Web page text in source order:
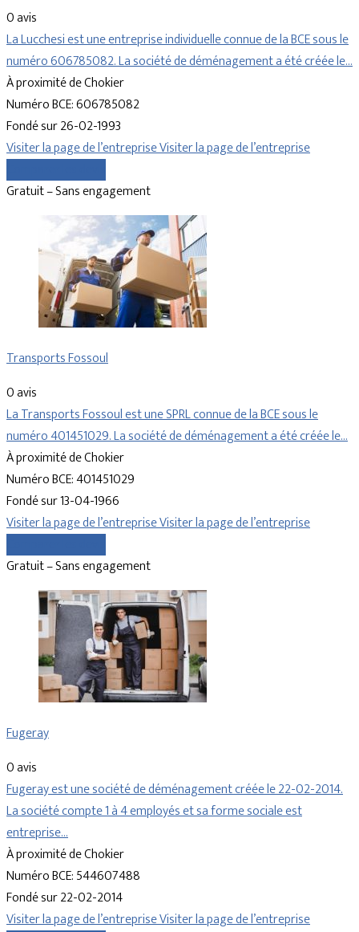
0 avis
La Lucchesi est une entreprise individuelle connue de la BCE sous le
numéro 606785082. La société de déménagement a été créée le…
À proximité de Chokier
Numéro BCE: 606785082
Fondé sur 26-02-1993
Visiter la page de l’entrepriseVisiter la page de l’entreprise
Gratuit – Sans engagement
Transports Fossoul
0 avis
La Transports Fossoul est une SPRL connue de la BCE sous le
numéro 401451029. La société de déménagement a été créée le…
À proximité de Chokier
Numéro BCE: 401451029
Fondé sur 13-04-1966
Visiter la page de l’entrepriseVisiter la page de l’entreprise
Gratuit – Sans engagement
Fugeray
0 avis
Fugeray est une société de déménagement créée le 22-02-2014.
La société compte 1 à 4 employés et sa forme sociale est
entreprise…
À proximité de Chokier
Numéro BCE: 544607488
Fondé sur 22-02-2014
Visiter la page de l’entrepriseVisiter la page de l’entreprise